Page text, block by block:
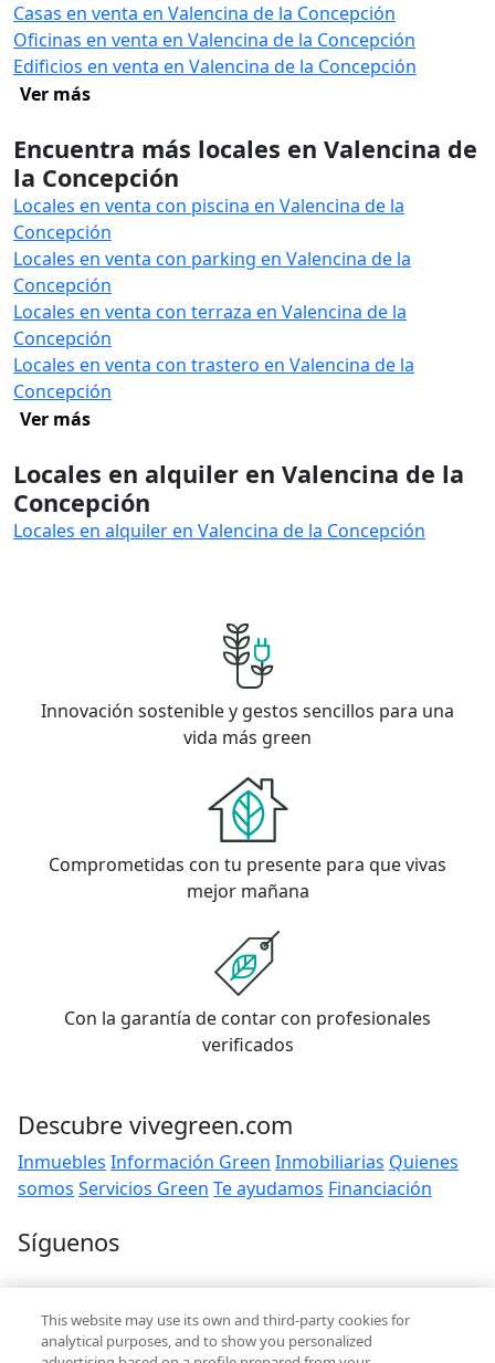
Casas en venta en Valencina de la Concepción
Oficinas en venta en Valencina de la Concepción
Edificios en venta en Valencina de la Concepción
Ver más
Encuentra más locales en Valencina de
la Concepción
Locales en venta con piscina en Valencina de la
Concepción
Locales en venta con parking en Valencina de la
Concepción
Locales en venta con terraza en Valencina de la
Concepción
Locales en venta con trastero en Valencina de la
Concepción
Ver más
Locales en alquiler en Valencina de la
Concepción
Locales en alquiler en Valencina de la Concepción
Innovación sostenible y gestos sencillos para una
vida más green
Comprometidas con tu presente para que vivas
mejor mañana
Con la garantía de contar con profesionales
verificados
Descubre vivegreen.com
Inmuebles Información Green Inmobiliarias Quienes
somos Servicios Green Te ayudamos Financiación
Síguenos
Contacto
hola@vivegreen.com
This website may use its own and third-party cookies for
analytical purposes, and to show you personalized